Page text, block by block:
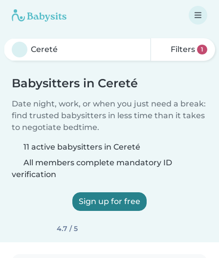
Filters 1
Babysitters in Cereté
Date night, work, or when you just need a break:
find trusted babysitters in less time than it takes
to negotiate bedtime.
11 active babysitters in Cereté
All members complete mandatory ID
verification
Sign up for free
4.7 / 5